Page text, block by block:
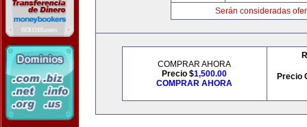
Serán consideradas
COMPRAR AHORA
Precio $1,500.00
COMPRAR AHORA
Precio